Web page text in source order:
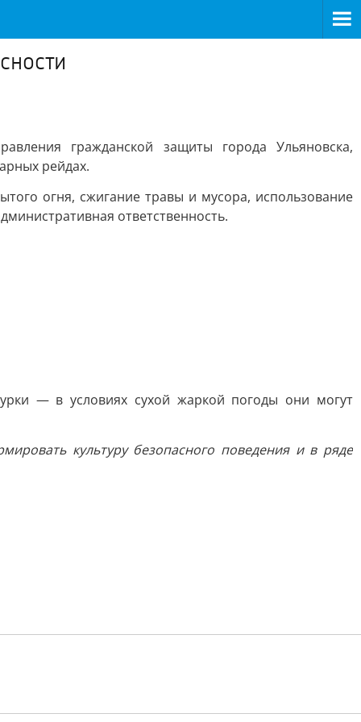
гражданской защиты города Ульяновска,
рейдах.
огня, сжигание травы и мусора, использование
ответственность.
— в условиях сухой жаркой погоды они могут
культуру безопасного поведения и в ряде